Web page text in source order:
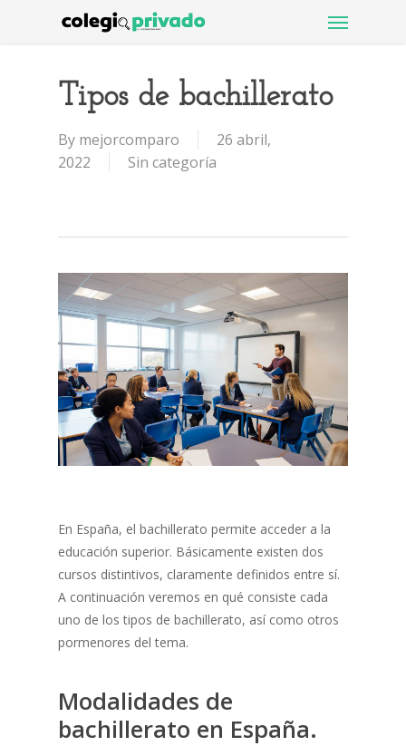
Menu
Tipos de bachillerato
By mejorcomparo
26 abril,
2022
Sin categoría
En España, el bachillerato permite acceder a la
educación superior. Básicamente existen dos
cursos distintivos, claramente definidos entre sí.
A continuación veremos en qué consiste cada
uno de los tipos de bachillerato, así como otros
pormenores del tema.
Modalidades de
bachillerato en España.